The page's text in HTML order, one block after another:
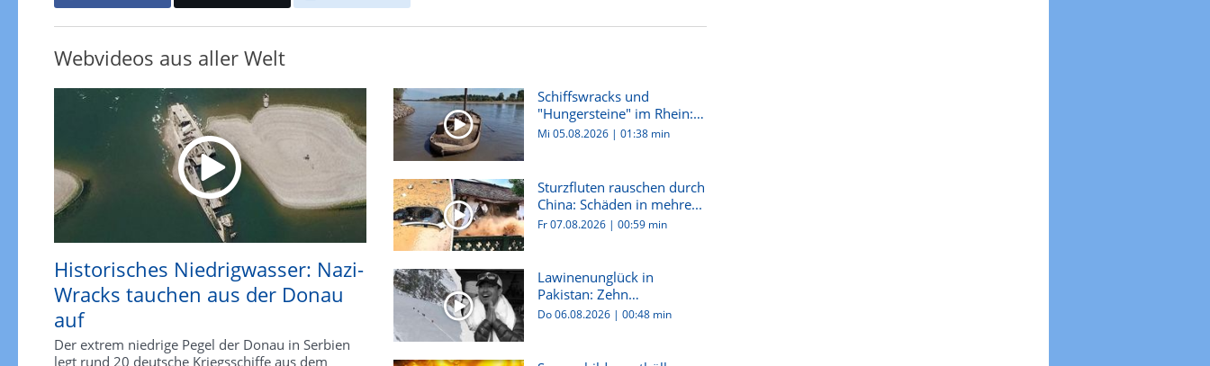
Webvideos aus aller Welt
Historisches Niedrigwasser: Nazi-
Wracks tauchen aus der Donau
auf
Der extrem niedrige Pegel der Donau in Serbien
legt rund 20 deutsche Kriegsschiffe aus dem
Schiffswracks und
"Hungersteine" im Rhein:
Dürre i...
Mi 05.08.2026 |01:38 min
Sturzfluten rauschen durch
China: Schäden in mehre...
Fr 07.08.2026 |00:59 min
Lawinenunglück in
Pakistan: Zehn
Bergsteiger:innen...
Do 06.08.2026 |00:48 min